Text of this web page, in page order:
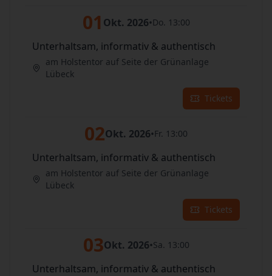
01 Okt. 2026•Do. 13:00
Unterhaltsam, informativ & authentisch
am Holstentor auf Seite der Grünanlage
Lübeck
Tickets
02Okt. 2026•Fr. 13:00
Unterhaltsam, informativ & authentisch
am Holstentor auf Seite der Grünanlage
Lübeck
Tickets
03Okt. 2026•Sa. 13:00
Unterhaltsam, informativ & authentisch